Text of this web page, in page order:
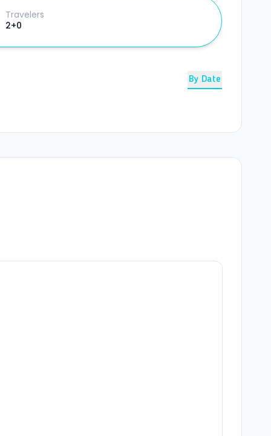
Travelers
2+0
By Date